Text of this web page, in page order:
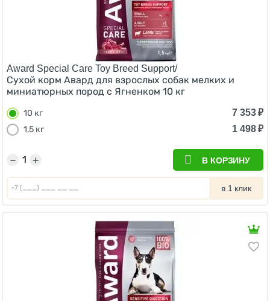
Award Special Care Toy Breed Support/
Сухой корм Авард для взрослых собак мелких и
миниатюрных пород с Ягненком 10 кг
10 кг 7 353₽
1,5 кг
1 498₽
+
− В КОРЗИНУ
в 1 клик